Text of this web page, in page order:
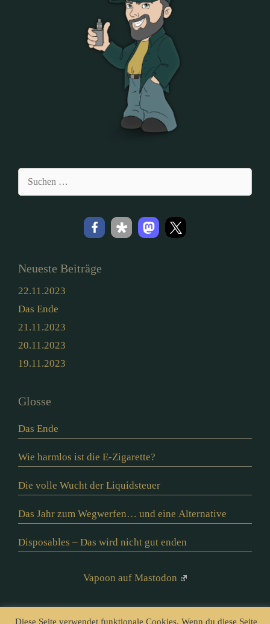
Neueste Beiträge
22.11.2023
Das Ende
21.11.2023
20.11.2023
19.11.2023
Glosse
Das Ende
Wie harmlos ist die E-Zigarette?
Die volle Wucht der Liquidsteuer
Das Jahr zum Wegwerfen… und eine Alternative
Disposables – Das wird nicht gut enden
Vapoon auf Mastodon
© vapoon seit 2016 |Datenschutz| Impressum
Diese Seite verwendet funktionale Cookies. Wenn du diese Seite